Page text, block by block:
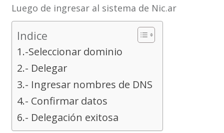
Luego de ingresar al sistema de Nic.ar
Indice
1.-Seleccionar dominio
2.- Delegar
3.- Ingresar nombres de DNS
4.- Confirmar datos
6.- Delegación exitosa